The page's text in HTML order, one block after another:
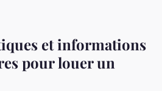
et informations
pour louer un